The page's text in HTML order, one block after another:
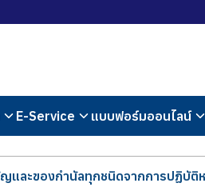
E-Service แบบฟอร์มออนไลน์
และของกำนัลทุกชนิดจากการปฏิบั